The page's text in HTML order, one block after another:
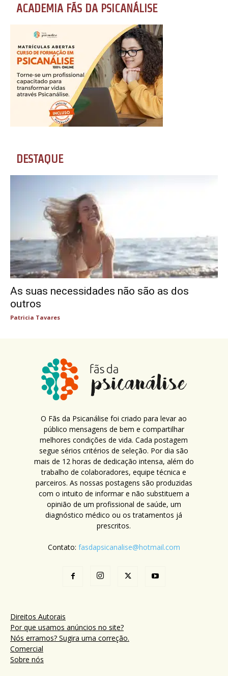
ACADEMIA FÃS DA PSICANÁLISE
DESTAQUE
As suas necessidades não são as dos
outros
Patricia Tavares
O Fãs da Psicanálise foi criado para levar ao
público mensagens de bem e compartilhar
melhores condições de vida. Cada postagem
segue sérios critérios de seleção. Por dia são
mais de 12 horas de dedicação intensa, além do
trabalho de colaboradores, equipe técnica e
parceiros. As nossas postagens são produzidas
com o intuito de informar e não substituem a
opinião de um profissional de saúde, um
diagnóstico médico ou os tratamentos já
prescritos.
Contato: fasdapsicanalise@hotmail.com
Direitos Autorais
Por que usamos anúncios no site?
Nós erramos? Sugira uma correção.
Comercial
Sobre nós